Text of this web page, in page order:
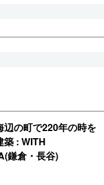
辺の町で220年の時を
築 : WITH
鎌倉・長谷)